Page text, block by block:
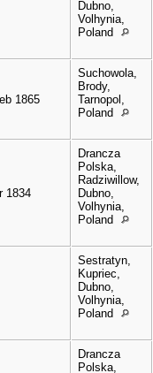
Dubno,
Volhynia,
Poland
1865
Suchowola,
Brody,
Tarnopol,
Poland
1834
Drancza
Polska,
Radziwillow,
Dubno,
Volhynia,
Poland
Sestratyn,
Kupriec,
Dubno,
Volhynia,
Poland
Drancza
Polska,